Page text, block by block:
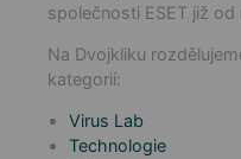
společnosti ESET již od
Na Dvojkliku
kategorií:
Virus Lab
Technologie